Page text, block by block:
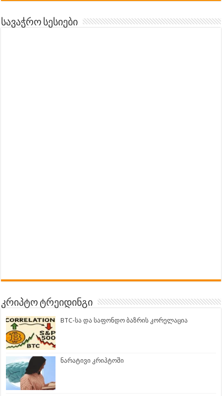
სავაჭრო სესიები
კრიპტო ტრეიდინგი
BTC-სა და საფონდო ბაზრის კორელაცია
ნარატივი კრიპტოში